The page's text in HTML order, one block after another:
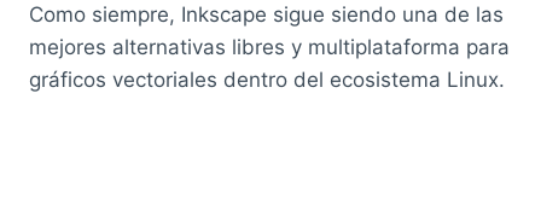
Como siempre, Inkscape sigue siendo una de las
mejores alternativas libres y multiplataforma para
gráficos vectoriales dentro del ecosistema Linux.